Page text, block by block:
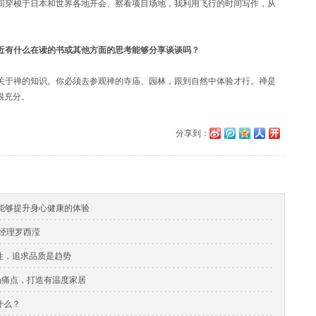
梭于日本和世界各地开会、察看项目场地，我利用飞行的时间写作，从
什么在读的书或其他方面的思考能够分享谈谈吗？
禅的知识。你必须去参观禅的寺庙、园林，跟到自然中体验才行。禅是
分。
分享到：
够提升身心健康的体验
理罗西滢
，追求品质是趋势
点，打造有温度家居
么？